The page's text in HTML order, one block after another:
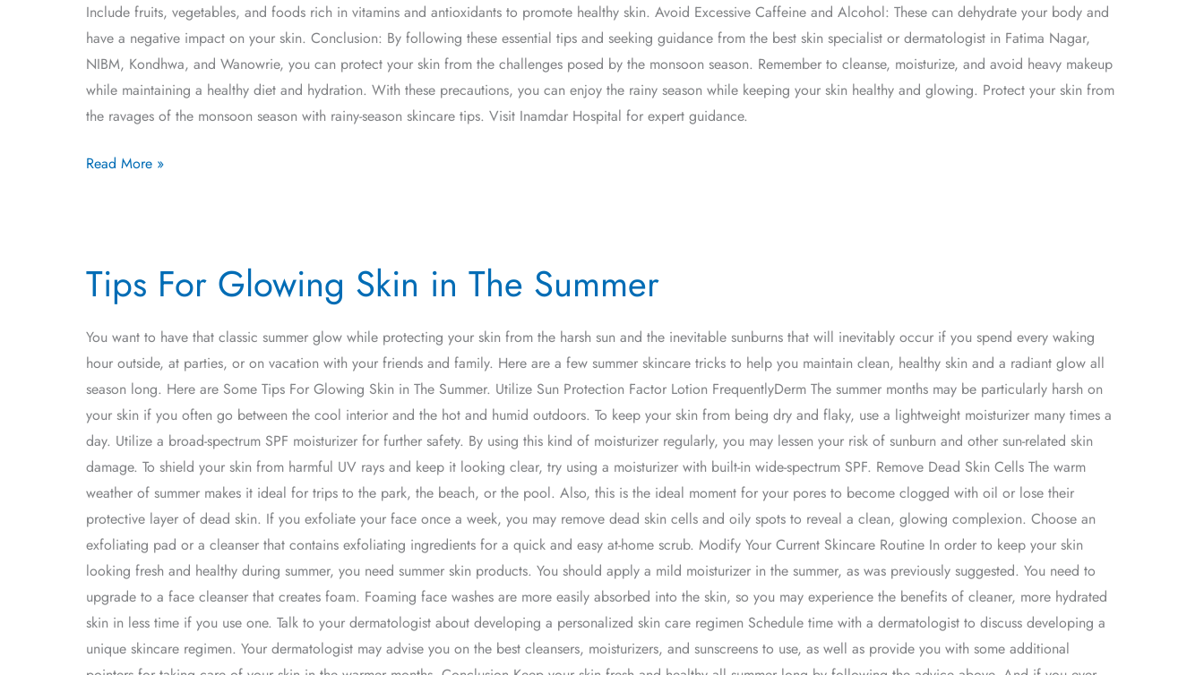
Include fruits, vegetables, and foods rich in vitamins and antioxidants to promote healthy skin. Avoid Excessive Caffeine and Alcohol: These can dehydrate your body and
have a negative impact on your skin. Conclusion: By following these essential tips and seeking guidance from the best skin specialist or dermatologist in Fatima Nagar,
NIBM, Kondhwa, and Wanowrie, you can protect your skin from the challenges posed by the monsoon season. Remember to cleanse, moisturize, and avoid heavy makeup
while maintaining a healthy diet and hydration. With these precautions, you can enjoy the rainy season while keeping your skin healthy and glowing. Protect your skin from
the ravages of the monsoon season with rainy-season skincare tips. Visit Inamdar Hospital for expert guidance.
Read More »
Tips For Glowing Skin in The Summer
You want to have that classic summer glow while protecting your skin from the harsh sun and the inevitable sunburns that will inevitably occur if you spend every waking
hour outside, at parties, or on vacation with your friends and family. Here are a few summer skincare tricks to help you maintain clean, healthy skin and a radiant glow all
season long. Here are Some Tips For Glowing Skin in The Summer. Utilize Sun Protection Factor Lotion FrequentlyDerm The summer months may be particularly harsh on
your skin if you often go between the cool interior and the hot and humid outdoors. To keep your skin from being dry and flaky, use a lightweight moisturizer many times a
day. Utilize a broad-spectrum SPF moisturizer for further safety. By using this kind of moisturizer regularly, you may lessen your risk of sunburn and other sun-related skin
damage. To shield your skin from harmful UV rays and keep it looking clear, try using a moisturizer with built-in wide-spectrum SPF. Remove Dead Skin Cells The warm
weather of summer makes it ideal for trips to the park, the beach, or the pool. Also, this is the ideal moment for your pores to become clogged with oil or lose their
protective layer of dead skin. If you exfoliate your face once a week, you may remove dead skin cells and oily spots to reveal a clean, glowing complexion. Choose an
exfoliating pad or a cleanser that contains exfoliating ingredients for a quick and easy at-home scrub. Modify Your Current Skincare Routine In order to keep your skin
looking fresh and healthy during summer, you need summer skin products. You should apply a mild moisturizer in the summer, as was previously suggested. You need to
upgrade to a face cleanser that creates foam. Foaming face washes are more easily absorbed into the skin, so you may experience the benefits of cleaner, more hydrated
skin in less time if you use one. Talk to your dermatologist about developing a personalized skin care regimen Schedule time with a dermatologist to discuss developing a
unique skincare regimen. Your dermatologist may advise you on the best cleansers, moisturizers, and sunscreens to use, as well as provide you with some additional
For
Glowing
Skin
in
Summer